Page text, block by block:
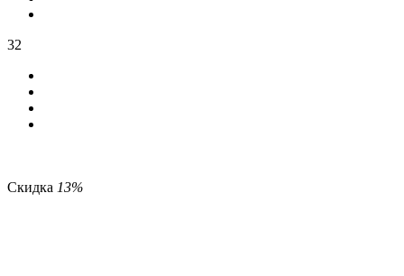
32
Скидка 13%